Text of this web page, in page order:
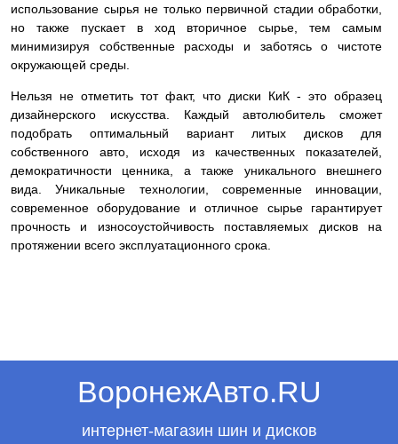
использование сырья не только первичной стадии обработки,
но также пускает в ход вторичное сырье, тем самым
минимизируя собственные расходы и заботясь о чистоте
окружающей среды.
Нельзя не отметить тот факт, что диски КиК - это образец
дизайнерского искусства. Каждый автолюбитель сможет
подобрать оптимальный вариант литых дисков для
собственного авто, исходя из качественных показателей,
демократичности ценника, а также уникального внешнего
вида. Уникальные технологии, современные инновации,
современное оборудование и отличное сырье гарантирует
прочность и износоустойчивость поставляемых дисков на
протяжении всего эксплуатационного срока.
ВоронежАвто.RU
интернет-магазин шин и дисков